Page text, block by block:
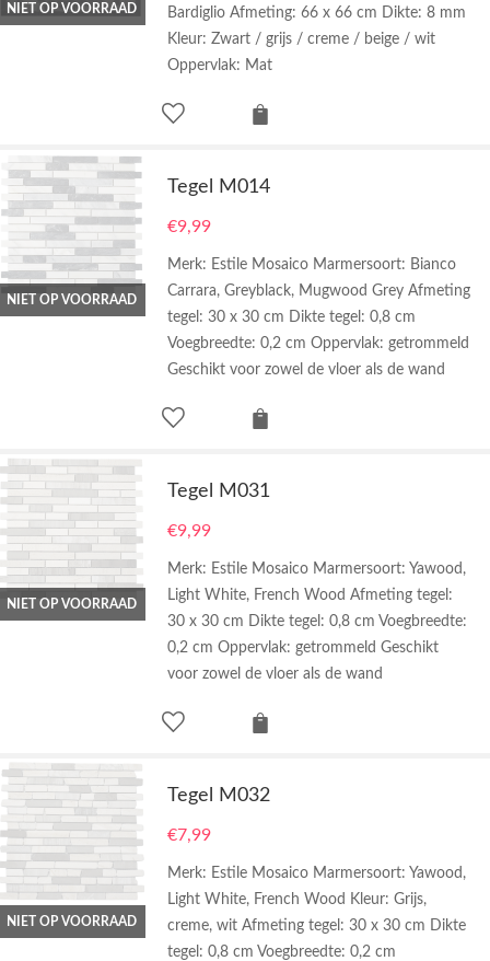
NIET OP VOORRAAD
Bardiglio Afmeting: 66 x 66 cm Dikte: 8 mm
Kleur: Zwart / grijs / creme / beige / wit
Oppervlak: Mat
NIET OP VOORRAAD
Tegel M014
€9,99
Merk: Estile Mosaico Marmersoort: Bianco
Carrara, Greyblack, Mugwood Grey Afmeting
tegel: 30 x 30 cm Dikte tegel: 0,8 cm
Voegbreedte: 0,2 cm Oppervlak: getrommeld
Geschikt voor zowel de vloer als de wand
NIET OP VOORRAAD
Tegel M031
€9,99
Merk: Estile Mosaico Marmersoort: Yawood,
Light White, French Wood Afmeting tegel:
30 x 30 cm Dikte tegel: 0,8 cm Voegbreedte:
0,2 cm Oppervlak: getrommeld Geschikt
voor zowel de vloer als de wand
NIET OP VOORRAAD
Tegel M032
€7,99
Merk: Estile Mosaico Marmersoort: Yawood,
Light White, French Wood Kleur: Grijs,
creme, wit Afmeting tegel: 30 x 30 cm Dikte
tegel: 0,8 cm Voegbreedte: 0,2 cm